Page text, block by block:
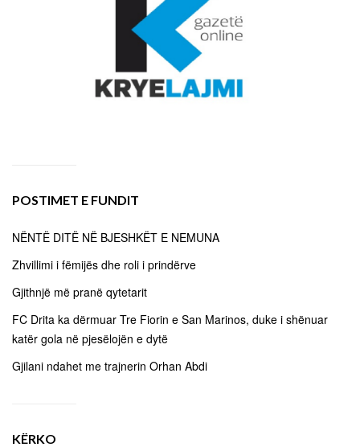
POSTIMET E FUNDIT
NËNTË DITË NË BJESHKËT E NEMUNA
Zhvillimi i fëmijës dhe roli i prindërve
Gjithnjë më pranë qytetarit
FC Drita ka dërmuar Tre Fiorin e San Marinos, duke i shënuar
katër gola në pjesëlojën e dytë
Gjilani ndahet me trajnerin Orhan Abdi
KËRKO